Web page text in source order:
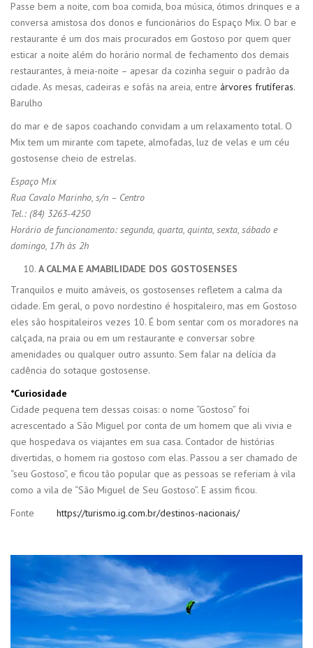
Passe bem a noite, com boa comida, boa música, ótimos drinques e a
conversa amistosa dos donos e funcionários do Espaço Mix. O bar e
restaurante é um dos mais procurados em Gostoso por quem quer
esticar a noite além do horário normal de fechamento dos demais
restaurantes, à meia-noite – apesar da cozinha seguir o padrão da
cidade. As mesas, cadeiras e sofás na areia, entre árvores frutíferas.
Barulho
do mar e de sapos coachando convidam a um relaxamento total. O
Mix tem um mirante com tapete, almofadas, luz de velas e um céu
gostosense cheio de estrelas.
Espaço Mix
Rua Cavalo Marinho, s/n – Centro
Tel.: (84) 3263-4250
Horário de funcionamento: segunda, quarta, quinta, sexta, sábado e
domingo, 17h às 2h
A CALMA E AMABILIDADE DOS GOSTOSENSES
Tranquilos e muito amáveis, os gostosenses refletem a calma da
cidade. Em geral, o povo nordestino é hospitaleiro, mas em Gostoso
eles são hospitaleiros vezes 10. É bom sentar com os moradores na
calçada, na praia ou em um restaurante e conversar sobre
amenidades ou qualquer outro assunto. Sem falar na delícia da
cadência do sotaque gostosense.
*Curiosidade
Cidade pequena tem dessas coisas: o nome “Gostoso” foi
acrescentado a São Miguel por conta de um homem que ali vivia e
que hospedava os viajantes em sua casa. Contador de histórias
divertidas, o homem ria gostoso com elas. Passou a ser chamado de
“seu Gostoso”, e ficou tão popular que as pessoas se referiam à vila
como a vila de “São Miguel de Seu Gostoso”. E assim ficou.
Fonte https://turismo.ig.com.br/destinos-nacionais/